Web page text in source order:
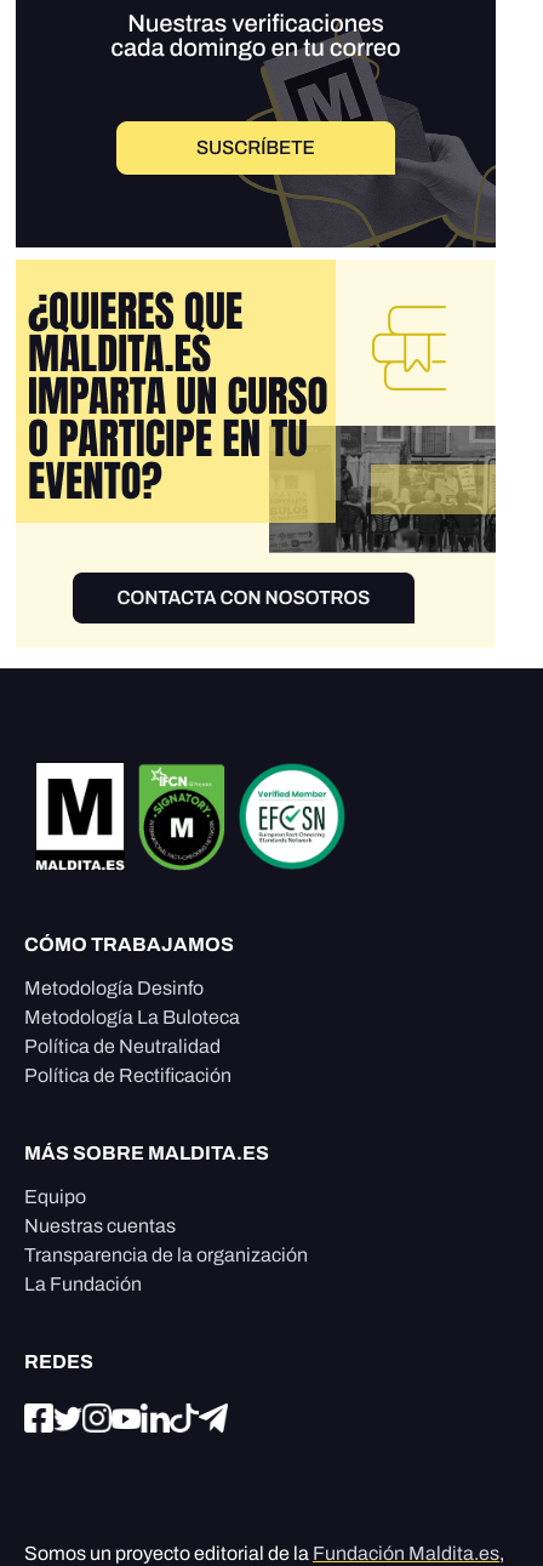
CÓMO TRABAJAMOS
Metodología Desinfo
Metodología La Buloteca
Política de Neutralidad
Política de Rectificación
MÁS SOBRE MALDITA.ES
Equipo
Nuestras cuentas
Transparencia de la organización
La Fundación
REDES
Somos un proyecto editorial de la Fundación Maldita.es,